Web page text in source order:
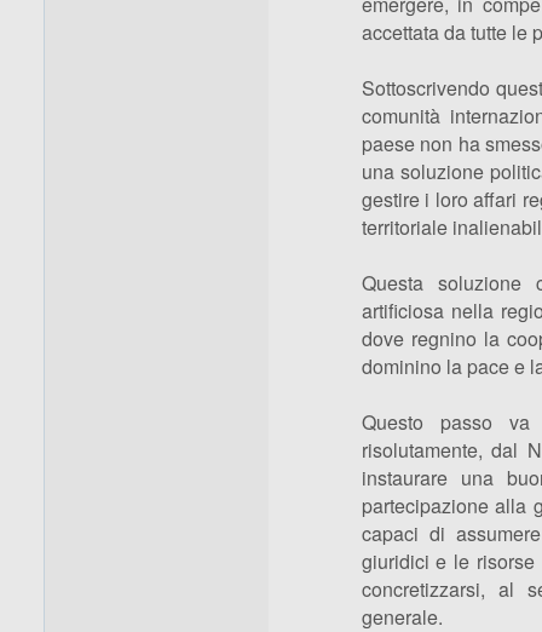
accettata da tutte le
Sottoscrivendo
comunità
paese non ha
una soluzione
gestire i loro affari
territoriale
Questa soluzione
artificiosa nella
dove regnino la
dominino la pace e
Questo passo
risolutamente, dal
instaurare una
partecipazione alla
capaci di
giuridici e le risorse
concretizzarsi, al
generale.